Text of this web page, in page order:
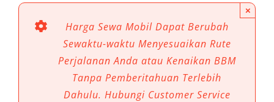
mobil Fortuner Cibinong menjadi pilihan
favorit, karena menghadirkan kombinasi
kenyamanan, ketangguhan, serta fleksibilitas
yang jarang ditemukan pada kendaraan lain.
Harga Sewa Mobil Dapat Berubah
Sewaktu-waktu Menyesuaikan Rute
Perjalanan Anda atau Kenaikan BBM
Tanpa Pemberitahuan Terlebih
Dahulu. Hubungi Customer Service
×